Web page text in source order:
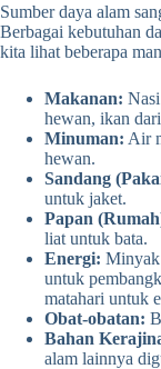
Sumber daya alam
Berbagai kebutuhan
kita lihat beberapa
Makanan:
hewan, ikan
Minuman: Air
hewan.
Sandang
untuk jaket.
Papan
liat untuk bata.
Energi: Minyak
untuk
matahari untuk
Obat-obatan:
Bahan
alam lainnya